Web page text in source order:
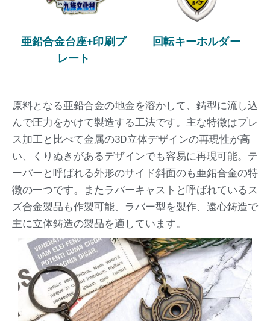
亜鉛合金台座+印刷プ
レート
回転キーホルダー
原料となる亜鉛合金の地金を溶かして、鋳型に流し込
んで圧力をかけて製造する工法です。主な特徴はプレ
ス加工と比べて金属の3D立体デザインの再現性が高
い、くりぬきがあるデザインでも容易に再現可能。テ
ーパーと呼ばれる外形のサイド斜面のも亜鉛合金の特
徴の一つです。またラバーキャストと呼ばれているス
ズ合金製品も作製可能、ラバー型を製作、遠心鋳造で
主に立体鋳造の製品を適しています。